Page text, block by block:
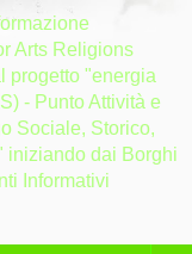
Arts Religions
progetto "energia
- Punto Attività e
Sociale, Storico,
iniziando dai Borghi
Informativi